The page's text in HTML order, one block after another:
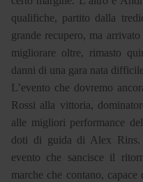
qualifiche, partito dalla
grande recupero, ma
migliorare oltre, rimasto
danni di una gara nata
L’evento che dovremo
Rossi alla vittoria,
alle migliori performance
doti di guida di Alex Rins.
evento che sancisce il
marche che contano,